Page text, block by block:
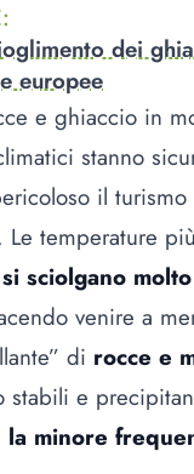
:
dei
europee
e ghiaccio in
stanno
il turismo
Le temperature
sciolgano
venire a
di rocce e
stabili e
la minore